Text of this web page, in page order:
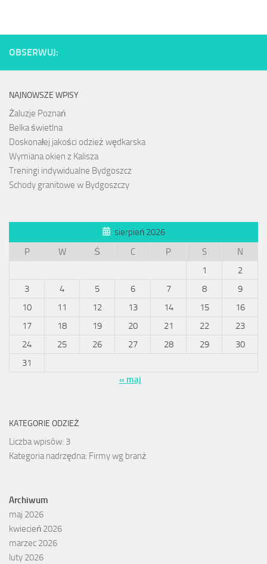
OBSERWUJ:
NAJNOWSZE WPISY
Żaluzje Poznań
Belka świetlna
Doskonałej jakości odzież wędkarska
Wymiana okien z Kalisza
Treningi indywidualne Bydgoszcz
Schody granitowe w Bydgoszczy
sierpień 2026
P
W Ś C P S
N
1
2
3
4 5 6 7 8
9
10
11 12 13 14 15
16
17
18 19 20 21 22
23
24
25 26 27 28 29
30
31
« maj
KATEGORIE ODZIEŻ
Liczba wpisów: 3
Kategoria nadrzędna: Firmy wg branż
Archiwum
maj 2026
kwiecień 2026
marzec 2026
luty 2026